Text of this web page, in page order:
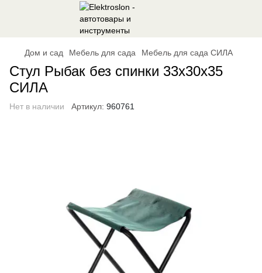
Дом и сад Мебель для сада Мебель для сада СИЛА
Стул Рыбак без спинки 33х30х35
СИЛА
Нет в наличии Артикул: 960761